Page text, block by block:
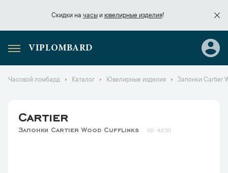
Скидки на часыи ювелирные изделия!
Скидки начасы
VIPLOMBARD
Часовой ломбард Каталог Ювелирные изделия Запонки Cartier
Cartier
Запонки Cartier Wood Cufflinks 4231